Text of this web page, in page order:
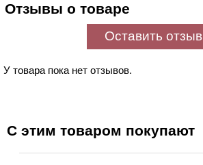
Отзывы о товаре
Оставить отзыв
У товара пока нет отзывов.
С этим товаром покупают